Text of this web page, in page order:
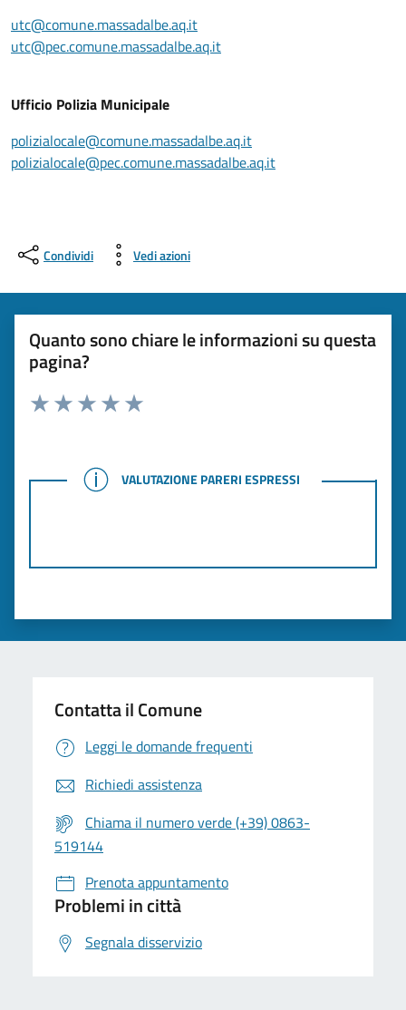
utc@comune.massadalbe.aq.it
utc@pec.comune.massadalbe.aq.it
Ufficio Polizia Municipale
polizialocale@comune.massadalbe.aq.it
polizialocale@pec.comune.massadalbe.aq.it
Condividi Vedi azioni
Quanto sono chiare le informazioni su questa
pagina?
Rating:
VALUTAZIONE PARERI ESPRESSI
VALUTAZIONE PARERI ESPRESSI
Contatta il Comune
Leggi le domande frequenti
Richiedi assistenza
Chiama il numero verde (+39) 0863-
519144
Prenota appuntamento
Problemi in città
Segnala disservizio